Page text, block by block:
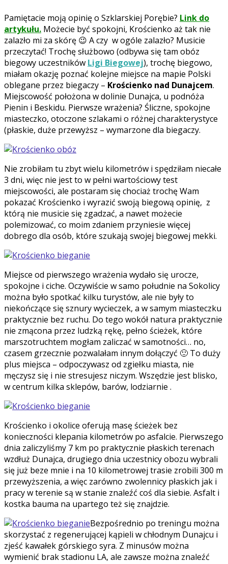
Pamiętacie moją opinię o Szklarskiej Porębie? Link do
artykułu. Możecie być spokojni, Krościenko aż tak nie
zalazło mi za skórę 😉 A czy w ogóle zalazło? Musicie
przeczytać! Trochę służbowo (odbywa się tam obóz
biegowy uczestników Ligi Biegowej), trochę biegowo,
miałam okazję poznać kolejne miejsce na mapie Polski
oblegane przez biegaczy – Krościenko nad Dunajcem.
Miejscowość położona w dolinie Dunajca, u podnóża
Pienin i Beskidu. Pierwsze wrażenia? Śliczne, spokojne
miasteczko, otoczone szlakami o różnej charakterystyce
(płaskie, duże przewyższ – wymarzone dla biegaczy.
Nie zrobiłam tu zbyt wielu kilometrów i spędziłam niecałe
3 dni, więc nie jest to w pełni wartościowy test
miejscowości, ale postaram się chociaż trochę Wam
pokazać Krościenko i wyrazić swoją biegową opinię, z
którą nie musicie się zgadzać, a nawet możecie
polemizować, co moim zdaniem przyniesie więcej
dobrego dla osób, które szukają swojej biegowej mekki.
Miejsce od pierwszego wrażenia wydało się urocze,
spokojne i ciche. Oczywiście w samo południe na Sokolicy
można było spotkać kilku turystów, ale nie były to
niekończące się sznury wycieczek, a w samym miasteczku
praktycznie bez ruchu. Do tego wokół natura praktycznie
nie zmącona przez ludzką rękę, pełno ścieżek, które
marszotruchtem mogłam zaliczać w samotności… no,
czasem grzecznie pozwalałam innym dołączyć 🙂 To duży
plus miejsca – odpoczywasz od zgiełku miasta, nie
męczysz się i nie stresujesz niczym. Wszędzie jest blisko,
w centrum kilka sklepów, barów, lodziarnie .
Krościenko i okolice oferują masę ścieżek bez
konieczności klepania kilometrów po asfalcie. Pierwszego
dnia zaliczyliśmy 7 km po praktycznie płaskich terenach
wzdłuż Dunajca, drugiego dnia uczestnicy obozu wybrali
się już beze mnie i na 10 kilometrowej trasie zrobili 300 m
przewyższenia, a więc zarówno zwolennicy płaskich jak i
pracy w terenie są w stanie znaleźć coś dla siebie. Asfalt i
kostka bauma na upartego też się znajdzie.
Bezpośrednio po treningu można
skorzystać z regenerującej kąpieli w chłodnym Dunajcu i
zjeść kawałek górskiego syra. Z minusów można
wymienić brak stadionu LA, ale zawsze można znaleźć